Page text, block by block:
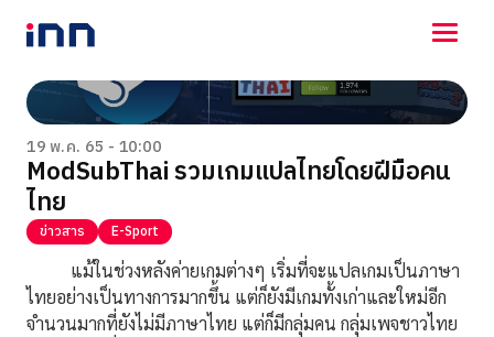
NEWS
ENTERTAINMENT
LIFESTYLE
HOROSCOPE
LOTTERY
VIDEO
ร่วมด้วยช่วยกัน
19 พ.ค. 65 - 10:00
ModSubThai รวมเกมแปลไทยโดยฝีมือคน
ไทย
ข่าวสาร E-Sport
แม้ในช่วงหลังค่ายเกมต่างๆ เริ่มที่จะแปลเกมเป็นภาษา
ไทยอย่างเป็นทางการมากขึ้น แต่ก็ยังมีเกมทั้งเก่าและใหม่อีก
จำนวนมากที่ยังไม่มีภาษาไทย แต่ก็มีกลุ่มคน กลุ่มเพจชาวไทย